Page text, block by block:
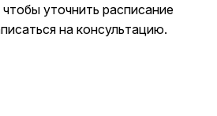
уточнить расписание
на консультацию.